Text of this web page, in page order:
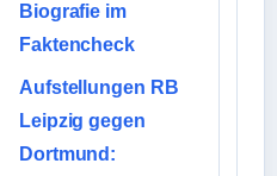
Biografie im
Faktencheck
Aufstellungen RB
Leipzig gegen
Dortmund: